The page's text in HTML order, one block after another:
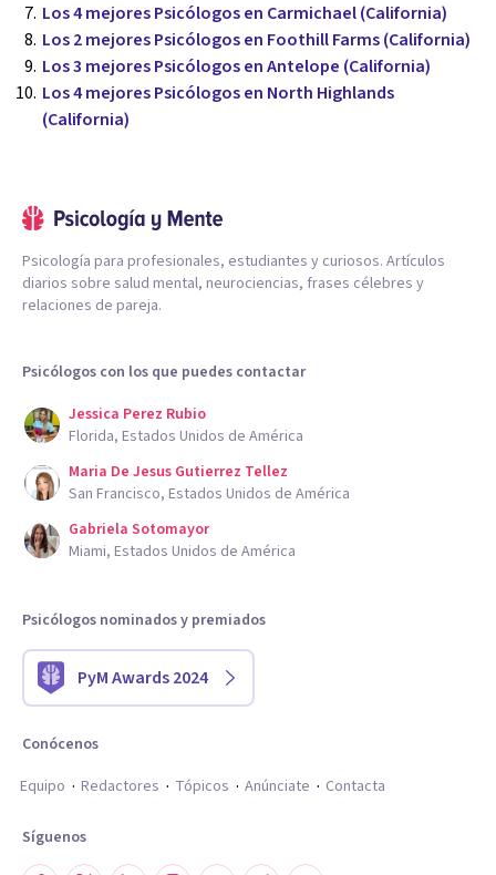
Los 4 mejores Psicólogos en Carmichael (California)
Los 2 mejores Psicólogos en Foothill Farms (California)
Los 3 mejores Psicólogos en Antelope (California)
Los 4 mejores Psicólogos en North Highlands
(California)
Psicología para profesionales, estudiantes y curiosos. Artículos
diarios sobre salud mental, neurociencias, frases célebres y
relaciones de pareja.
Psicólogos con los que puedes contactar
Jessica Perez Rubio
Florida, Estados Unidos de América
Maria De Jesus Gutierrez Tellez
San Francisco, Estados Unidos de América
Gabriela Sotomayor
Miami, Estados Unidos de América
Psicólogos nominados y premiados
PyM Awards 2024
Conócenos
Equipo
Redactores Tópicos Anúnciate Contacta
Síguenos